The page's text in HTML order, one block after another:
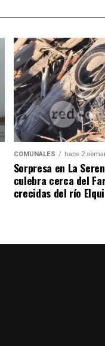
COMUNALES hace 2
Sorpresa en La
culebra cerca del
crecidas del río Elqui